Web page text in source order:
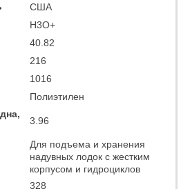
США
H3O+
40.82
216
1016
Полиэтилен
3.96
Для подъема и хранения
надувных лодок с жестким
корпусом и гидроциклов
328